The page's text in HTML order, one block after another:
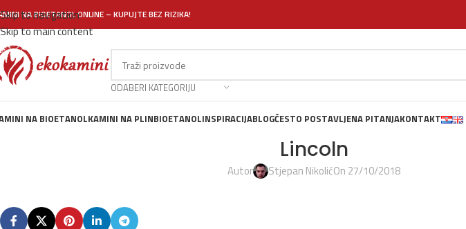
Skip to navigation
Skip to main content
NA BIOETANOL ONLINE – KUPUJTE BEZ RIZIKA!
ODABERI KATEGORIJU
NA BIOETANOLKAMINI NA PLINBIOETANOLINSPIRACIJABLOGČESTO POSTAVLJENA PITANJAKONTAKT
Lincoln
Autor Stjepan NikolićOn 27/10/2018